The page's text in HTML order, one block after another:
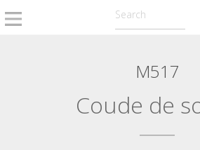
M517
Coude de